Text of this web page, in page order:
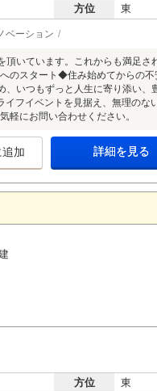
方位 東
ベーション
いています。これからも満足さ
のスタート◆住み始めてからの不
、いつもずっと人生に寄り添い、
フイベントを見据え、無理のな
軽にお問い合わせください。
加 詳細を見る
方位 東